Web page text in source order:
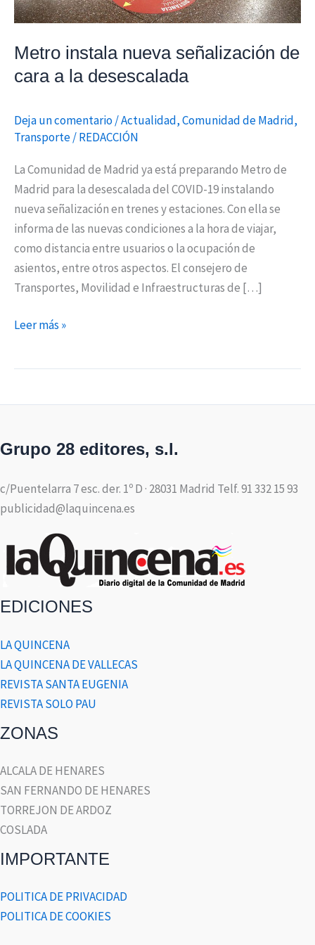
Metro instala nueva señalización de
cara a la desescalada
Deja un comentario/Actualidad,Comunidad de Madrid,
Transporte/REDACCIÓN
La Comunidad de Madrid ya está preparando Metro de
Madrid para la desescalada del COVID-19 instalando
nueva señalización en trenes y estaciones. Con ella se
informa de las nuevas condiciones a la hora de viajar,
como distancia entre usuarios o la ocupación de
asientos, entre otros aspectos. El consejero de
Transportes, Movilidad e Infraestructuras de […]
desescalada
Leer más »
Grupo 28 editores, s.l.
c/Puentelarra 7 esc. der. 1º D · 28031 Madrid Telf. 91 332 15 93
publicidad@laquincena.es
EDICIONES
LA QUINCENA
LA QUINCENA DE VALLECAS
REVISTA SANTA EUGENIA
REVISTA SOLO PAU
ZONAS
ALCALA DE HENARES
SAN FERNANDO DE HENARES
TORREJON DE ARDOZ
COSLADA
IMPORTANTE
POLITICA DE PRIVACIDAD
POLITICA DE COOKIES